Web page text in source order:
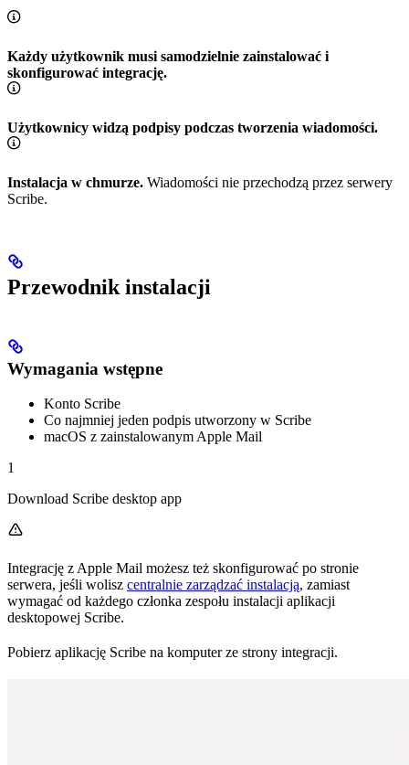
Każdy użytkownik musi samodzielnie zainstalować i
skonfigurować integrację.
Użytkownicy widzą podpisy podczas tworzenia wiadomości.
Instalacja w chmurze. Wiadomości nie przechodzą przez serwery
Scribe.
Przewodnik instalacji
Wymagania wstępne
Konto Scribe
Co najmniej jeden podpis utworzony w Scribe
macOS z zainstalowanym Apple Mail
1
Download Scribe desktop app
Integrację z Apple Mail możesz też skonfigurować po stronie
serwera, jeśli wolisz centralnie zarządzać instalacją, zamiast
wymagać od każdego członka zespołu instalacji aplikacji
desktopowej Scribe.
Pobierz aplikację Scribe na komputer ze strony integracji.